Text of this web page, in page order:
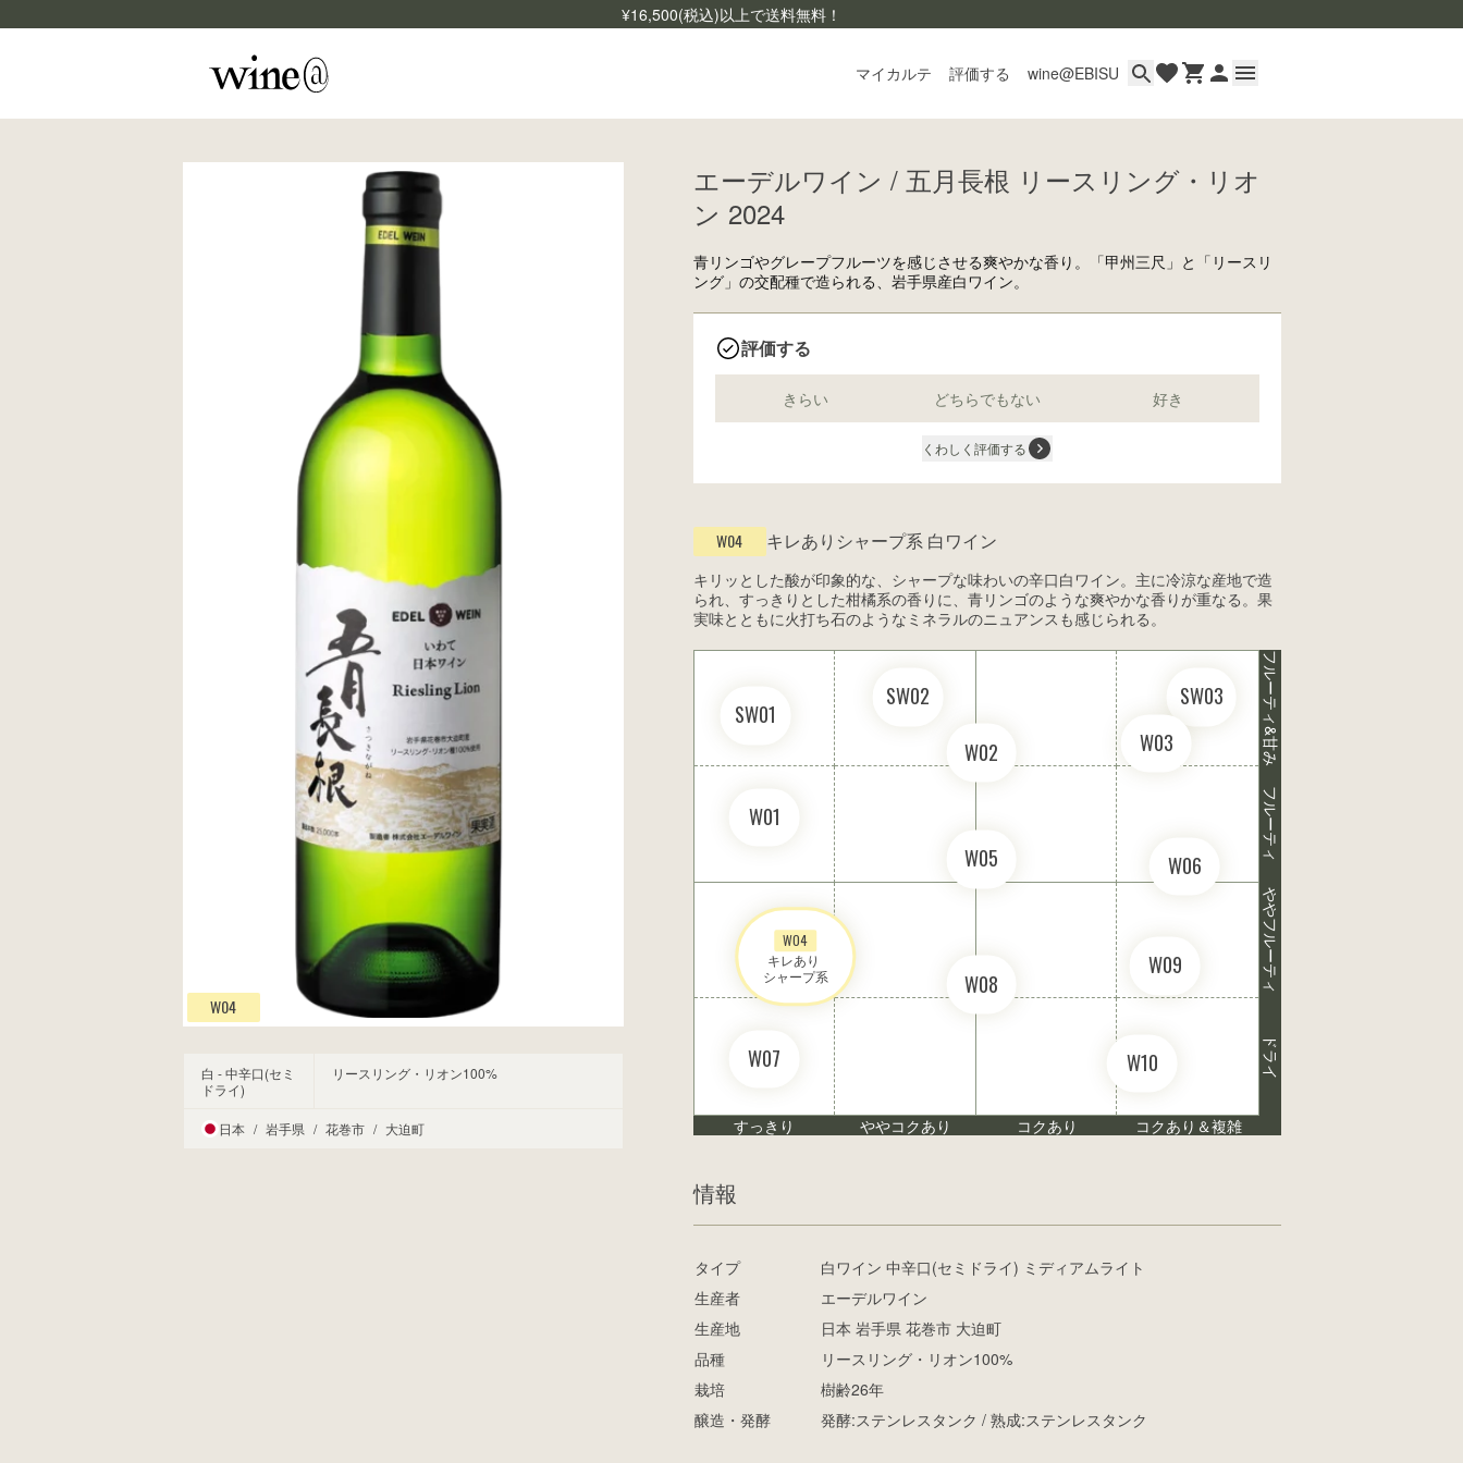
¥16,500(税込)以上で送料無料！
マイカルテ 評価する wine@EBISU
マイカルテ
評価する
wine@EBISU
商品検索
ログイン
お問い合わせ
wine@とは
W04
白 - 中辛口(セミ
ドライ)
リースリング・リオン100%
日本 / 岩手県 / 花巻市 / 大迫町
エーデルワイン / 五月長根 リースリング・リオ
ン 2024
青リンゴやグレープフルーツを感じさせる爽やかな香り。「甲州三尺」と「リースリ
ング」の交配種で造られる、岩手県産白ワイン。
評価する
きらい どちらでもない 好き
くわしく評価する
W04 キレありシャープ系 白ワイン
キリッとした酸が印象的な、シャープな味わいの辛口白ワイン。主に冷涼な産地で造
られ、すっきりとした柑橘系の香りに、青リンゴのような爽やかな香りが重なる。果
実味とともに火打ち石のようなミネラルのニュアンスも感じられる。
SW01
SW02 SW03
W01
W02 W03
W04
キレあり
シャープ系
W05 W06
W07
W08
W09
W10
フルーティ&甘み
フルーティ
ややフルーティ
ドライ
すっきり ややコクあり コクあり コクあり＆複雑
情報
タイプ
白ワイン 中辛口(セミドライ) ミディアムライト
生産者
エーデルワイン
生産地
日本 岩手県 花巻市 大迫町
品種
リースリング・リオン100%
栽培
樹齢26年
醸造・発酵
発酵:ステンレスタンク / 熟成:ステンレスタンク